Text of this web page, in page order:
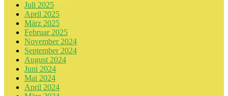
Juli 2025
April 2025
März 2025
Februar 2025
November 2024
September 2024
August 2024
Juni 2024
Mai 2024
April 2024